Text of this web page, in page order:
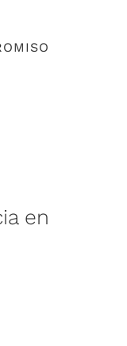
en